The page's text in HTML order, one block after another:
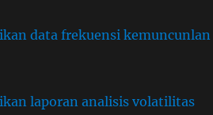
data frekuensi kemuncunlan
laporan analisis volatilitas